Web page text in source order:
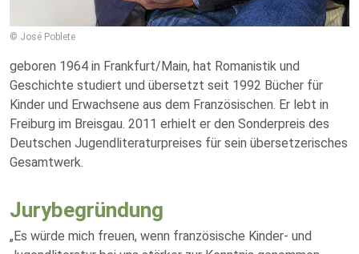
© José Poblete
geboren 1964 in Frankfurt/Main, hat Romanistik und
Geschichte studiert und übersetzt seit 1992 Bücher für
Kinder und Erwachsene aus dem Französischen. Er lebt in
Freiburg im Breisgau. 2011 erhielt er den Sonderpreis des
Deutschen Jugendliteraturpreises für sein übersetzerisches
Gesamtwerk.
Jurybegründung
„Es würde mich freuen, wenn französische Kinder- und